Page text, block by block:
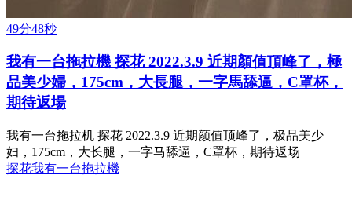
49分48秒
我有一台拖拉機 探花 2022.3.9 近期顏值頂峰了，極
品美少婦，175cm，大長腿，一字馬舔逼，C罩杯，
期待返場
我有一台拖拉机 探花 2022.3.9 近期颜值顶峰了，极品美少
妇，175cm，大长腿，一字马舔逼，C罩杯，期待返场
探花我有一台拖拉機